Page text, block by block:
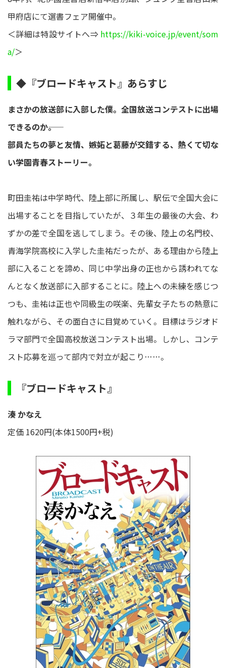
甲府店にて選書フェア開催中。
＜詳細は特設サイトへ⇒ https://kiki-voice.jp/event/som
a/＞
◆『ブロードキャスト』あらすじ
まさかの放送部に入部した僕。全国放送コンテストに出場
できるのか――。
部員たちの夢と友情、嫉妬と葛藤が交錯する、熱くて切な
い学園青春ストーリー。
町田圭祐は中学時代、陸上部に所属し、駅伝で全国大会に
出場することを目指していたが、３年生の最後の大会、わ
ずかの差で全国を逃してしまう。その後、陸上の名門校、
青海学院高校に入学した圭祐だったが、ある理由から陸上
部に入ることを諦め、同じ中学出身の正也から誘われてな
んとなく放送部に入部することに。陸上への未練を感じつ
つも、圭祐は正也や同級生の咲楽、先輩女子たちの熱意に
触れながら、その面白さに目覚めていく。目標はラジオド
ラマ部門で全国高校放送コンテスト出場。しかし、コンテ
スト応募を巡って部内で対立が起こり……。
『ブロードキャスト』
湊 かなえ
定価 1620円(本体1500円+税)